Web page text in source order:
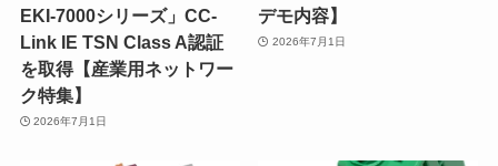
EKI-7000シリーズ」CC-
Link IE TSN Class A認証
を取得【産業用ネットワー
ク特集】
2026年7月1日
デモ内容】
2026年7月1日